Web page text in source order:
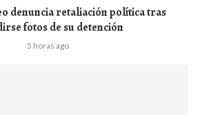
denuncia retaliación política tras
fotos de su detención
5 horas ago